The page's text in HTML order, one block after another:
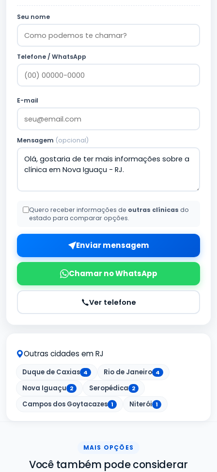
Seu nome
Telefone / WhatsApp
E-mail
Mensagem (opcional)
Quero receber informações de outras clínicas do
estado para comparar opções.
Enviar mensagem
Chamar no WhatsApp
Ver telefone
Outras cidades em RJ
Duque de Caxias 4 Rio de Janeiro 4
Nova Iguaçu 2 Seropédica 2
Campos dos Goytacazes 1 Niterói 1
MAIS OPÇÕES
Você também pode considerar